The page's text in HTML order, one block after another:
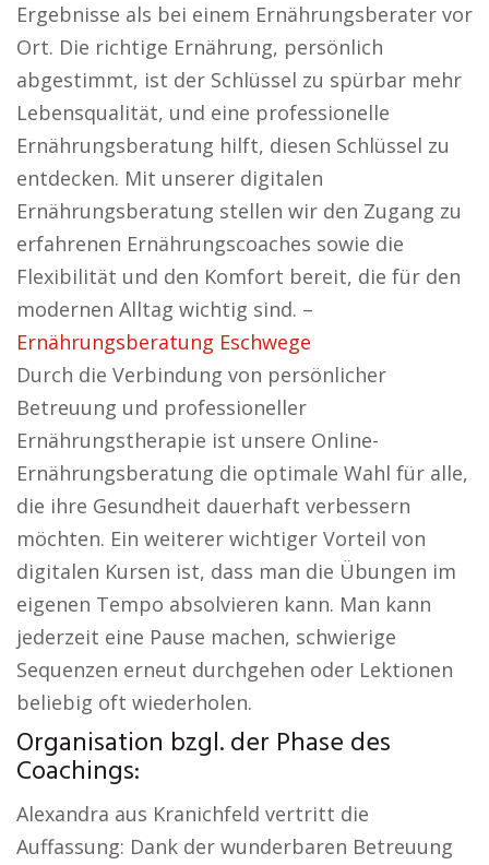
Ergebnisse als bei einem Ernährungsberater vor
Ort. Die richtige Ernährung, persönlich
abgestimmt, ist der Schlüssel zu spürbar mehr
Lebensqualität, und eine professionelle
Ernährungsberatung hilft, diesen Schlüssel zu
entdecken. Mit unserer digitalen
Ernährungsberatung stellen wir den Zugang zu
erfahrenen Ernährungscoaches sowie die
Flexibilität und den Komfort bereit, die für den
modernen Alltag wichtig sind. –
Ernährungsberatung Eschwege
Durch die Verbindung von persönlicher
Betreuung und professioneller
Ernährungstherapie ist unsere Online-
Ernährungsberatung die optimale Wahl für alle,
die ihre Gesundheit dauerhaft verbessern
möchten. Ein weiterer wichtiger Vorteil von
digitalen Kursen ist, dass man die Übungen im
eigenen Tempo absolvieren kann. Man kann
jederzeit eine Pause machen, schwierige
Sequenzen erneut durchgehen oder Lektionen
beliebig oft wiederholen.
Organisation bzgl. der Phase des
Coachings:
Alexandra aus Kranichfeld vertritt die
Auffassung: Dank der wunderbaren Betreuung